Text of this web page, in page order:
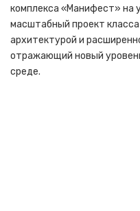
комплекса «Манифест» на
масштабный проект
архитектурой и
отражающий новый
среде.